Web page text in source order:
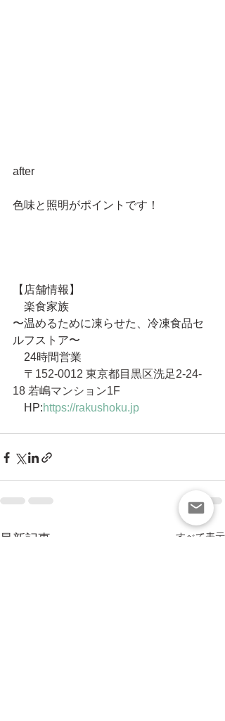
after
色味と照明がポイントです！
【店舗情報】
楽食家族
〜温めるために凍らせた、冷凍食品セ
ルフストア〜
24時間営業
〒152-0012 東京都目黒区洗足2-24-
18 若嶋マンション1F
HP:https://rakushoku.jp
最新記事 すべて表示